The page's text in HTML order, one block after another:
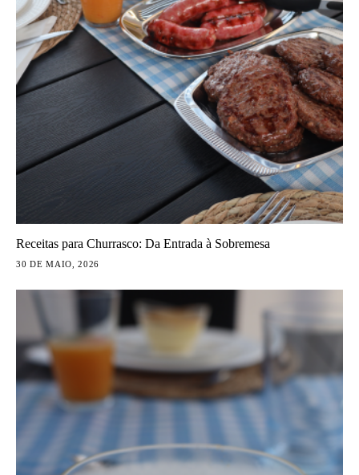
Receitas para Churrasco: Da Entrada à Sobremesa
30 DE MAIO, 2026